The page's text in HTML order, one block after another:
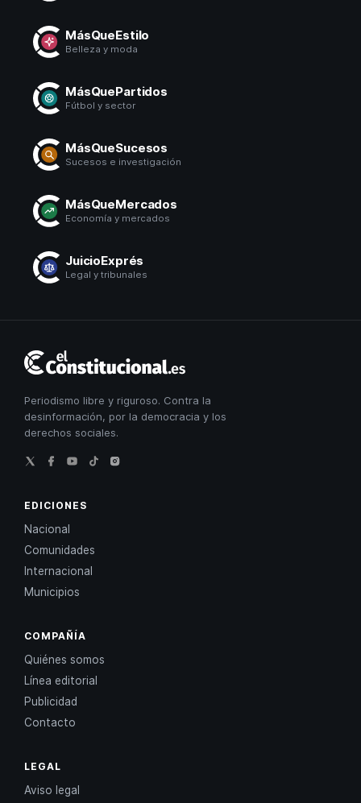
MásQueEstilo
Belleza y moda
MásQuePartidos
Fútbol y sector
MásQueSucesos
Sucesos e investigación
MásQueMercados
Economía y mercados
JuicioExprés
Legal y tribunales
Constitucional
Periodismo libre y riguroso. Contra la
desinformación, por la democracia y los
derechos sociales.
EDICIONES
Nacional
Comunidades
Internacional
Municipios
COMPAÑÍA
Quiénes somos
Línea editorial
Publicidad
Contacto
LEGAL
Aviso legal